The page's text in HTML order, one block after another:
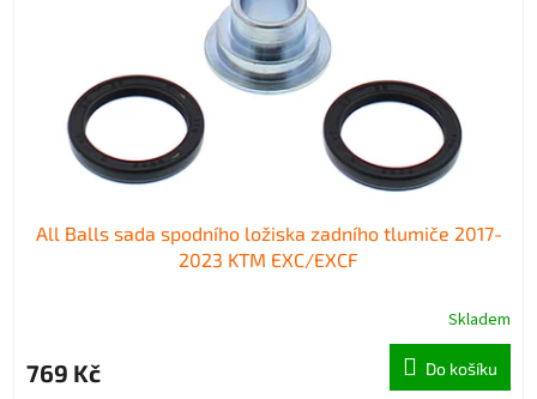
All Balls sada spodního ložiska zadního tlumiče 2017-
2023 KTM EXC/EXCF
Skladem
769 Kč Do košíku